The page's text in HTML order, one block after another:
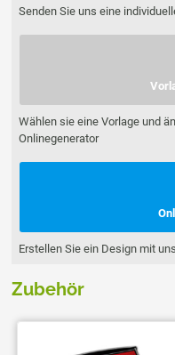
Senden Sie uns eine
Wählen sie eine Vorlage und
Onlinegenerator
Erstellen Sie ein Design mit
Zubehör